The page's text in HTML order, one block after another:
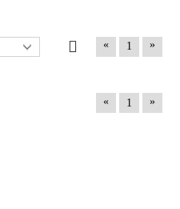
« 1 »
« 1 »